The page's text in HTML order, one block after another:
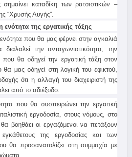
σημαίνει καταδίκη των ρατσιστικών –
“Χρυσής Αυγής”.
της εργατικής τάξης
που θα μας φέρνει στην αγκαλιά
την ανταγωνιστικότητα, την
που θα οδηγεί την εργατική τάξη στον
θα μας οδηγεί στη λογική του εφικτού,
ότι η αλλαγή του διαχειριστή της
από το αδιέξοδο.
που θα συσπειρώνει την εργατική
εργοδοσία, στους νόμους, στο
βοηθάει οι εργαζόμενοι να πετάξουν
της εργοδοσίας και των
θα προσανατολίζει στη συμμαχία με